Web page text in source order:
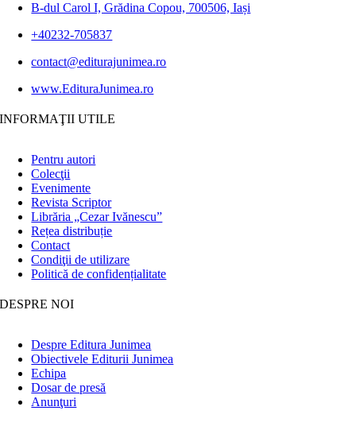
B-dul Carol I, Grădina Copou, 700506, Iași
+40232-705837
contact@editurajunimea.ro
www.EdituraJunimea.ro
INFORMAŢII UTILE
Pentru autori
Colecţii
Evenimente
Revista Scriptor
Librăria „Cezar Ivănescu”
Rețea distribuție
Contact
Condiţii de utilizare
Politică de confidențialitate
DESPRE NOI
Despre Editura Junimea
Obiectivele Editurii Junimea
Echipa
Dosar de presă
Anunţuri